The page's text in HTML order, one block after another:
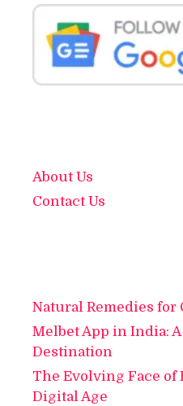
About Us
Contact Us
Natural Remedies for
Melbet App in India:
Destination
The Evolving Face
Digital Age